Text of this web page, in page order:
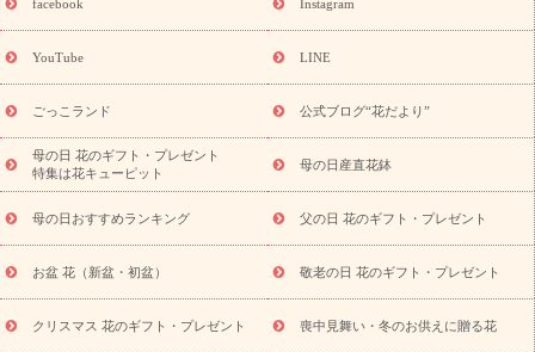
誕生花(トルコキキョウ)
9月の誕生花(リンドウ)
誕生日セット
ギフト
「きょう誕生日なんです」キャンペーン
用途から探す お祝いの花特集 当日配達特急便
お祝い商品
一覧
お祝い 新築・引っ越し祝い
結婚記念日
結婚祝い 出産祝い 退院祝い・快気祝い
還暦
祝い・長寿祝い
プチギフト ペットのお祝いフラワー
元・暑中見舞い
敬老の日
お供え
お供え・お悔やみ商品一覧 お供え・お悔やみの花
十九日法要以降に贈る花
通夜・葬儀に贈る花
お供え お花とセッ
お盆（新盆・初盆）
お祝い返し お見舞い
お取り
プリザーブドフラワー
スタイルから探す
アレンジメント
facebook Instagram
YouTube LINE
ごっこランド 公式ブログ“花だより”
母の日 花のギフト・プレゼント
特集は花キューピット
母の日産直花鉢
母の日おすすめランキング 父の日 花のギフト・プレゼント
お盆 花（新盆・初盆） 敬老の日 花のギフト・プレゼント
クリスマス 花のギフト・プレゼント 喪中見舞い・冬のお供えに贈る花